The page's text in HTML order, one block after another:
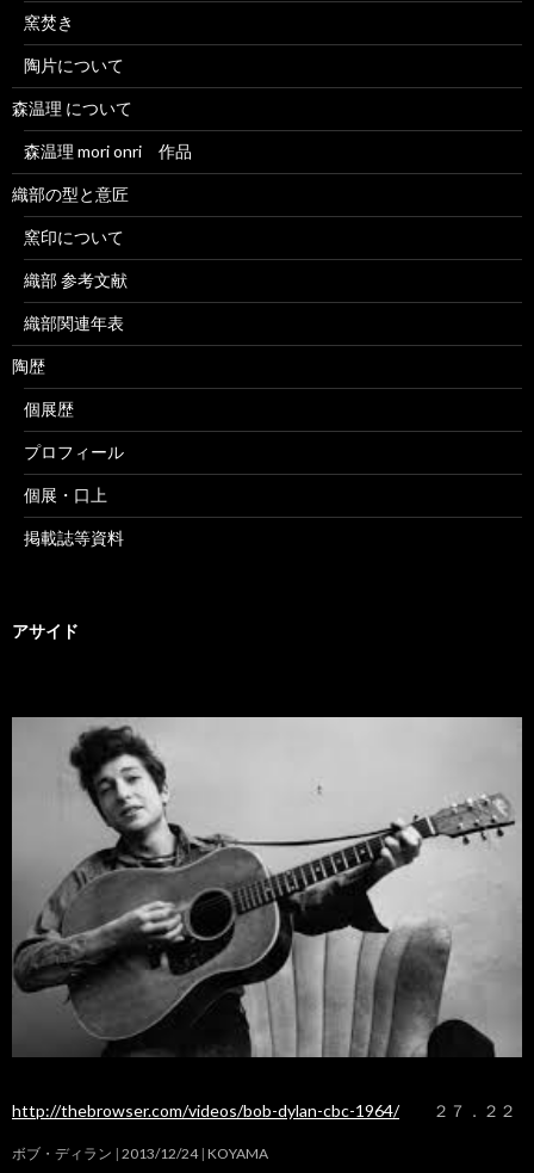
窯焚き
陶片について
森温理 について
森温理 mori onri 作品
織部の型と意匠
窯印について
織部 参考文献
織部関連年表
陶歴
個展歴
プロフィール
個展・口上
掲載誌等資料
アサイド
http://thebrowser.com/videos/bob-dylan-cbc-1964/２７．２２
ボブ・ディラン 2013/12/24 KOYAMA